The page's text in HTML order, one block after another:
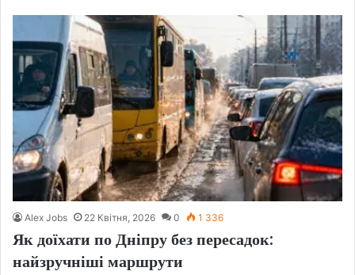
Alex Jobs 22 Квітня, 2026 0 1 336
Як доїхати по Дніпру без пересадок:
найзручніші маршрути